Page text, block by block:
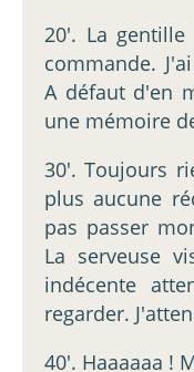
20'. La
commande.
A défaut d'en
une mémoire
30'. Toujours
plus aucune
pas passer
La serveuse
indécente
regarder.
40'. Haaaaaa !